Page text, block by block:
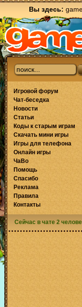
Вы здесь:
Игровой форум
Чат-беседка
Новости
Статьи
Коды к старым играм
Скачать мини игры
Игры для телефона
Онлайн игры
ЧаВо
Помощь
Спасибо
Реклама
Правила
Контакты
Сейчас в чате 2